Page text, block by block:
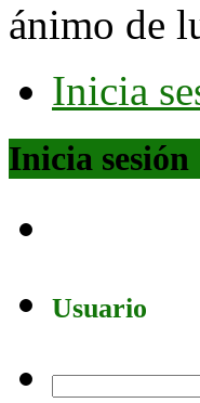
ánimo de
Inicia
Inicia sesión
Usuario